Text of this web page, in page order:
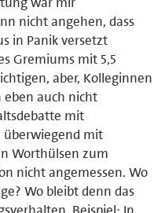
nicht angehen, dass
in Panik versetzt
Gremiums mit 5,5
aber, Kolleginnen
eben auch nicht
mit
überwiegend mit
Worthülsen zum
nicht angemessen. Wo
Wo bleibt denn das
Beispiel: In